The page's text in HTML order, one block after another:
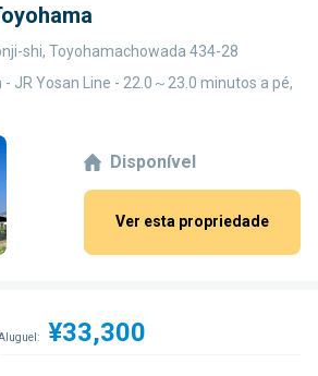
shi, Toyohamachowada 434-28
JR Yosan Line - 22.0～23.0 minutos a pé,
Disponível
Ver esta propriedade
¥33,300